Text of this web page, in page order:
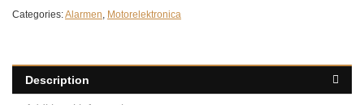
Categories:Alarmen, Motorelektronica
Description